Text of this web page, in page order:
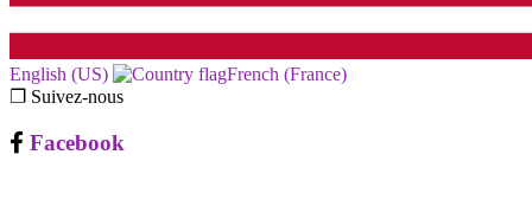
English (US)‎
French (France)‎
❐ Suivez-nous
Facebook